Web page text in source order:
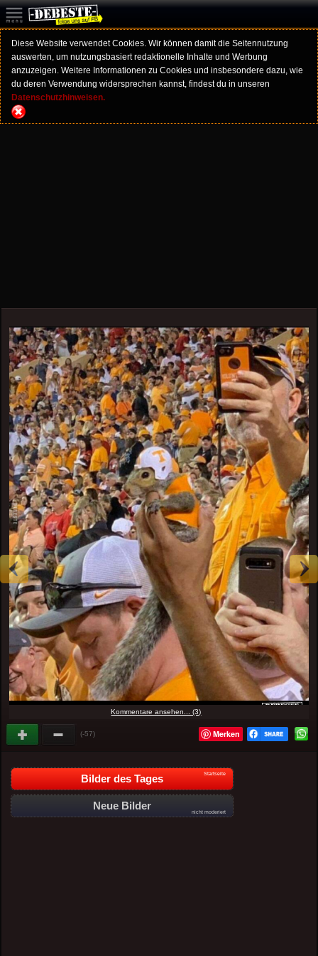
Diese Website verwendet Cookies. Wir können damit die Seitennutzung
auswerten, um nutzungsbasiert redaktionelle Inhalte und Werbung
anzuzeigen. Weitere Informationen zu Cookies und insbesondere dazu, wie
du deren Verwendung widersprechen kannst, findest du in unseren
Datenschutzhinweisen.
Kommentare ansehen... (3)
(-57) Merken
Bilder des Tages Startseite
Neue Bilder
nicht moderiert